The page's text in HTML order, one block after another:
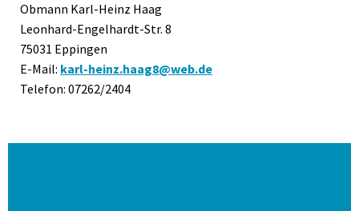
Obmann Karl-Heinz Haag
Leonhard-Engelhardt-Str. 8
75031 Eppingen
E-Mail: karl-heinz.haag8@web.de
Telefon: 07262/2404